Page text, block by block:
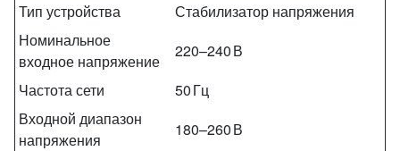
Тип устройства
Стабилизатор напряжения
Номинальное
входное напряжение
220–240 В
Частота сети
50 Гц
Входной диапазон
напряжения
180–260 В